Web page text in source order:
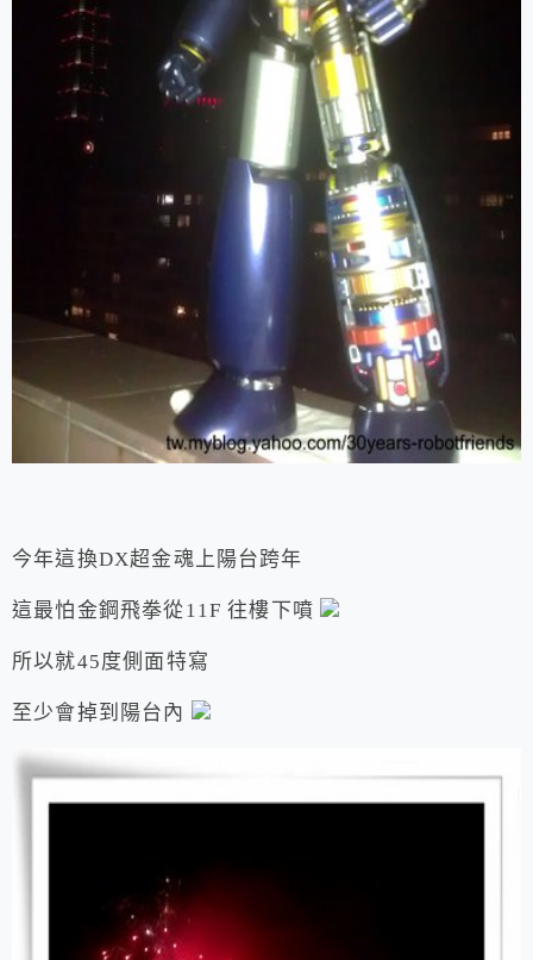
今年這換DX超金魂上陽台跨年
這最怕金鋼飛拳從11F 往樓下噴
所以就45度側面特寫
至少會掉到陽台內